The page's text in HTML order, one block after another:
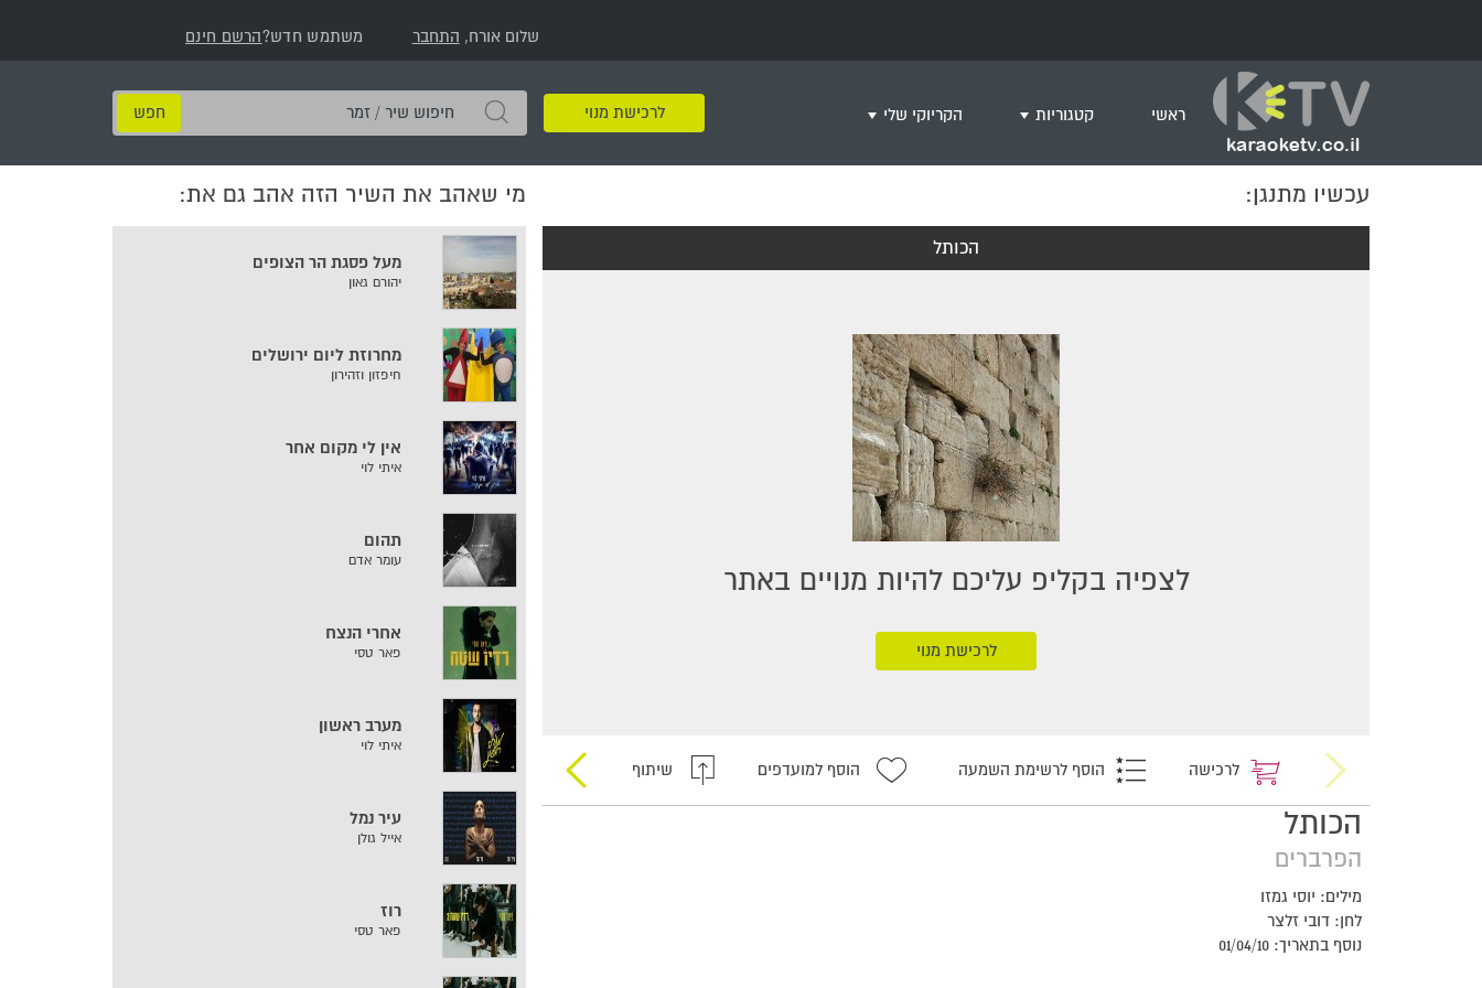
שלום אורח, התחבר משתמש חדש?הרשם חינם
ראשי קטגוריות
שירי רוק/פופ
היפ הופ
English songs
שירי ארץ ישראל
שירי אירוויזיון
מסיבת רווקות
שירי יום הזיכרון
שירי ילדים
שירי קטנטנים
שירי להקות צבאיות
הקריוקי שלי
+ צור רשימת השמעה חדשה
לרכישת מנוי
חיפוש
שיר
/
זמר
עכשיו מתנגן:
הכותל
לצפיה בקליפ עליכם להיות מנויים באתר
לרכישת מנוי
לרכישה הוסף לרשימת השמעה הוסף למועדפים שיתוף
הכותל
הפרברים
מילים: יוסי גמזו
לחן: דובי זלצר
נוסף בתאריך: 01/04/10
מי שאהב את השיר הזה אהב גם את:
מעל פסגת הר הצופים
יהורם גאון
מחרוזת ליום ירושלים
חיפזון וזהירון
אין לי מקום אחר
איתי לוי
תהום
עומר אדם
אחרי הנצח
פאר טסי
מערב ראשון
איתי לוי
עיר נמל
אייל גולן
רוז
פאר טסי